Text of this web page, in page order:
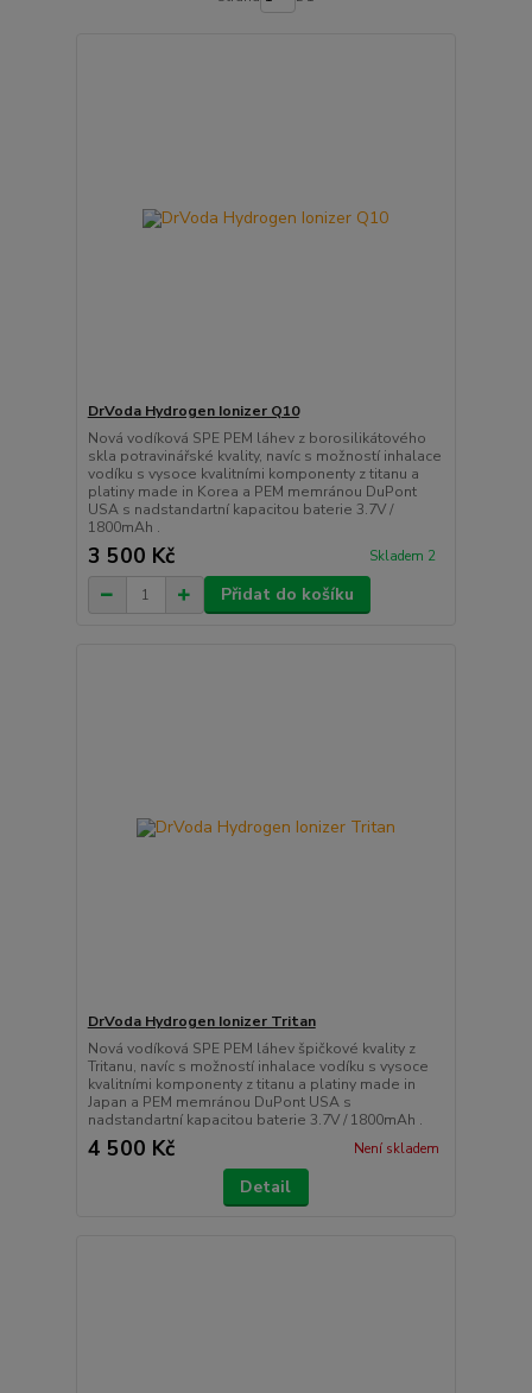
DrVoda Hydrogen Ionizer Q10
Nová vodíková SPE PEM láhev z borosilikátového
skla potravinářské kvality, navíc s možností inhalace
vodíku s vysoce kvalitními komponenty z titanu a
platiny made in Korea a PEM memránou DuPont
USA s nadstandartní kapacitou baterie 3.7V /
1800mAh .
3 500 Kč Skladem 2
Přidat do košíku
DrVoda Hydrogen Ionizer Tritan
Nová vodíková SPE PEM láhev špičkové kvality z
Tritanu, navíc s možností inhalace vodíku s vysoce
kvalitními komponenty z titanu a platiny made in
Japan a PEM memránou DuPont USA s
nadstandartní kapacitou baterie 3.7V / 1800mAh .
4 500 Kč Není skladem
Detail